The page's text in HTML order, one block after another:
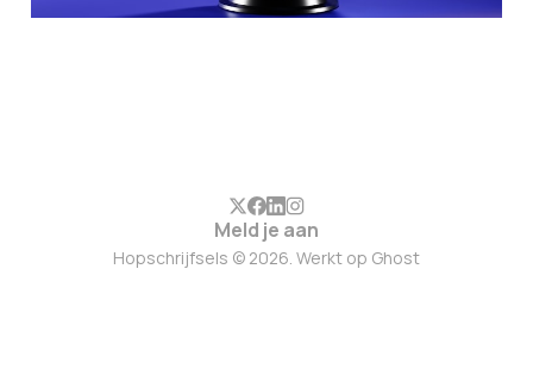
Meld je aan
Hopschrijfsels © 2026. Werkt op Ghost